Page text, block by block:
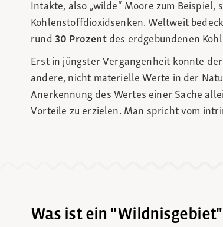
Intakte, also „wilde“ Moore zum
Kohlenstoffdioxidsenken. Weltweit
rund 30 Prozentdes erdgebundenen
Erst in jüngster Vergangenheit konnte
andere, nicht materielle Werte in der
Anerkennung des Wertes einer Sache
Vorteile zu erzielen. Man spricht vom
Was ist ein